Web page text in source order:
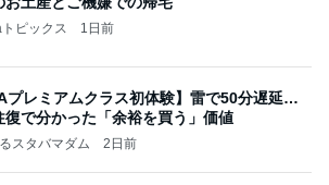
ピックス 1日前
プレミアムクラス初体験】雷で50分遅延…
復で分かった「余裕を買う」価値
スタバマダム 2日前